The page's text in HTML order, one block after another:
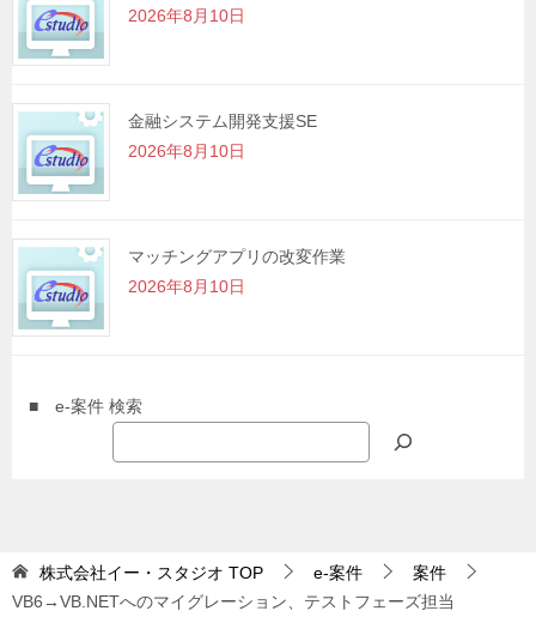
2026年8月10日
金融システム開発支援SE
2026年8月10日
マッチングアプリの改変作業
2026年8月10日
■ e-案件 検索
株式会社イー・スタジオ TOP e-案件
案件
VB6→VB.NETへのマイグレーション、テストフェーズ担当